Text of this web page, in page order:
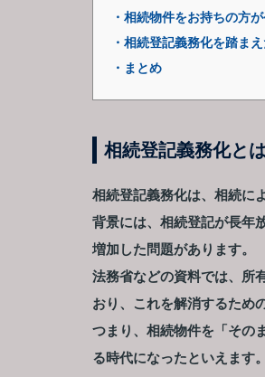
・相続物件をお持ちの方
・相続登記義務化を踏ま
・まとめ
相続登記義務化と
相続登記義務化は、相続に
背景には、相続登記が長年
増加した問題があります。
法務省などの資料では、所
おり、これを解消するため
つまり、相続物件を「その
る時代になったといえます。